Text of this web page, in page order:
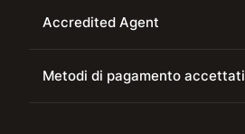
Accredited Agent
Metodi di pagamento accettati